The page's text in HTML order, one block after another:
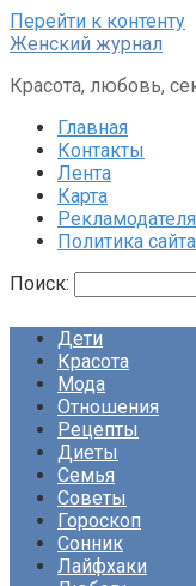
Перейти к контенту
Женский журнал
Красота, любовь,
Главная
Контакты
Лента
Карта
Политика сайта
Поиск:
Дети
Красота
Мода
Отношения
Рецепты
Диеты
Семья
Советы
Гороскоп
Сонник
Лайфхаки